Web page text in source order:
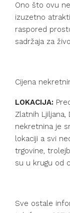
Ono što ovu
izuzetno
raspored
sadržaja za
Cijena
LOKACIJA:
Zlatnih Ljiljana,
nekretnina je
lokaciji a svi
trgovine,
su u krugu od
Sve ostale